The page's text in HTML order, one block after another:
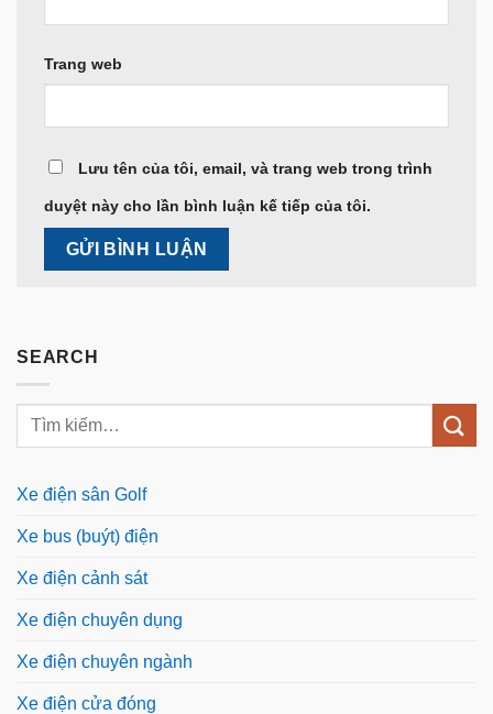
Trang web
Lưu tên của tôi, email, và trang web trong trình
duyệt này cho lần bình luận kế tiếp của tôi.
SEARCH
Xe điện sân Golf
Xe bus (buýt) điện
Xe điện cảnh sát
Xe điện chuyên dụng
Xe điện chuyên ngành
Xe điện cửa đóng